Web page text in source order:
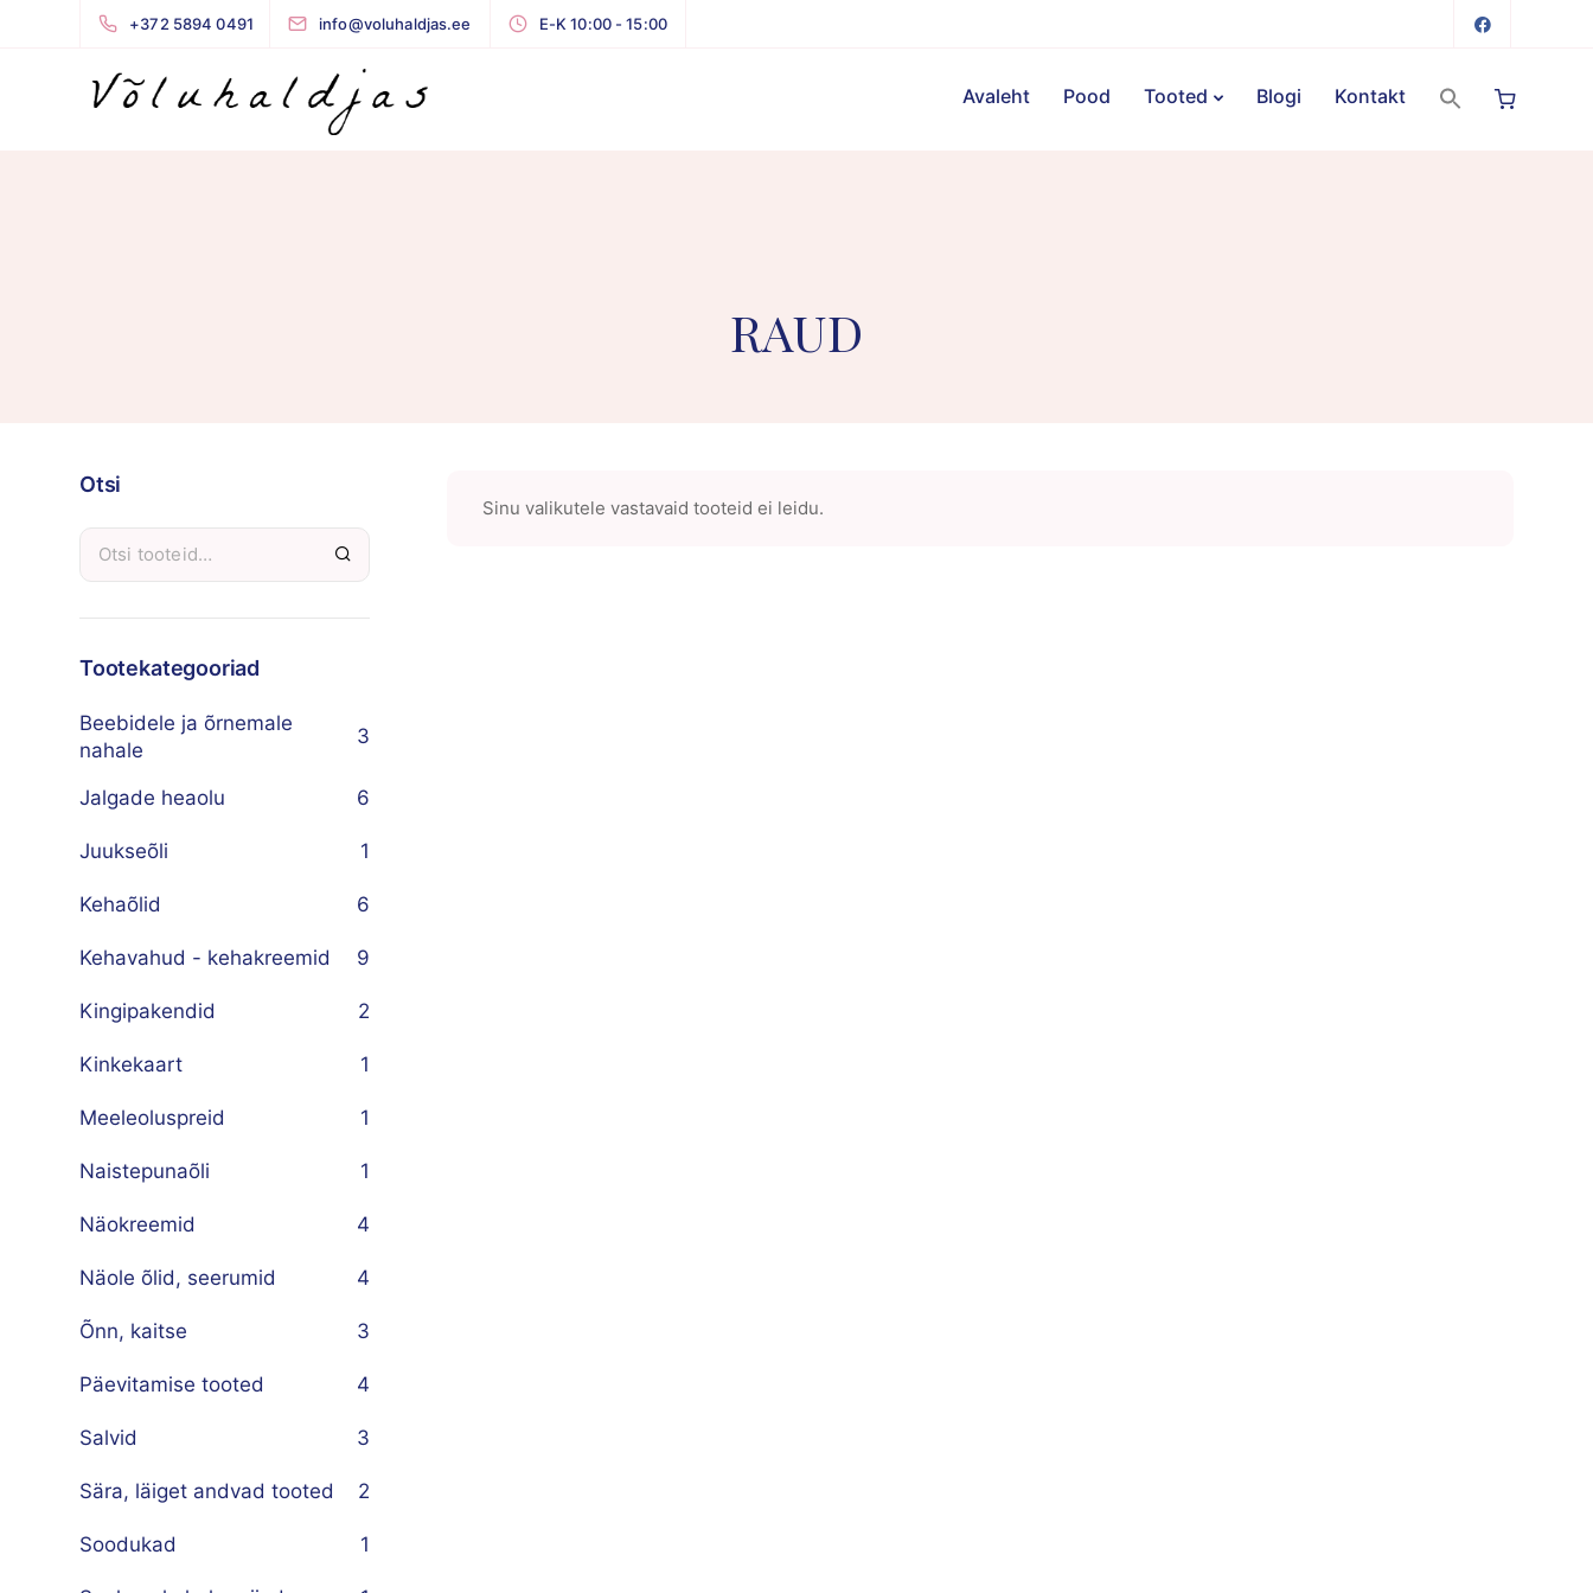
+372 5894 0491 info@voluhaldjas.ee E-K 10:00 - 15:00
Avaleht Pood Tooted Blogi Kontakt
RAUD
Sinu valikutele vastavaid tooteid ei leidu.
Otsi
Tootekategooriad
Beebidele ja õrnemale
nahale
3
Jalgade heaolu 6
Juukseõli 1
Kehaõlid 6
Kehavahud - kehakreemid 9
Kingipakendid 2
Kinkekaart 1
Meeleoluspreid 1
Naistepunaõli 1
Näokreemid 4
Näole õlid, seerumid 4
Õnn, kaitse 3
Päevitamise tooted 4
Salvid 3
Sära, läiget andvad tooted 2
Soodukad 1